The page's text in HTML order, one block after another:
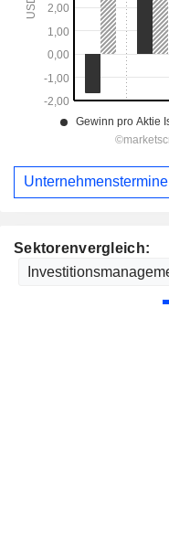
Sektorenvergleich:
Unternehmenstermine